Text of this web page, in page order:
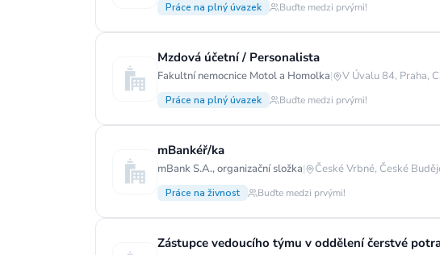
Práce na plný úvazek Buďte medzi prvými!
Mzdová účetní / Personalista
Fakultní nemocnice Motol a Homolka| V Úvalu 84, Praha,
Práce na plný úvazek Buďte medzi prvými!
mBankéř/ka
mBank S.A., organizační složka| České Vrbné, České
Práce na živnost Buďte medzi prvými!
Zástupce vedoucího týmu v oddělení čerstvé